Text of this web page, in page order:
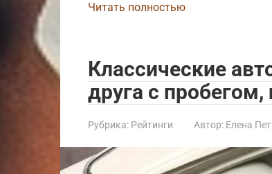
Читать полностью
Классические
друга с
Рубрика: Рейтинги Автор: Елена